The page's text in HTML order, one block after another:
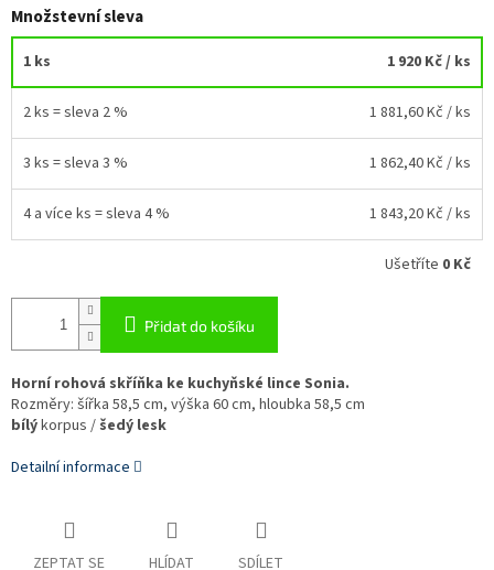
Množstevní sleva
1 ks 1 920 Kč/ ks
2 ks = sleva 2 % 1 881,60 Kč / ks
3 ks = sleva 3 % 1 862,40 Kč / ks
4 a více ks = sleva 4 % 1 843,20 Kč / ks
Ušetříte 0 Kč
Přidat do košíku
Horní rohová skříňka ke kuchyňské lince Sonia.
Rozměry: šířka 58,5 cm, výška 60 cm, hloubka 58,5 cm
bílýkorpus / šedý lesk
Detailní informace
ZEPTAT SE HLÍDAT SDÍLET